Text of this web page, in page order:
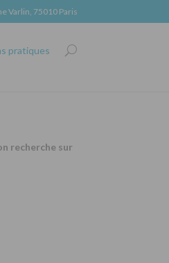
Varlin, 75010 Paris
pratiques
recherche sur